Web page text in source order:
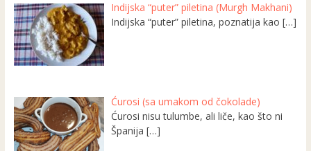
Indijska “puter” piletina (Murgh Makhani)
Indijska “puter” piletina, poznatija kao[…]
Ćurosi (sa umakom od čokolade)
Ćurosi nisu tulumbe, ali liče, kao što ni
Španija[…]